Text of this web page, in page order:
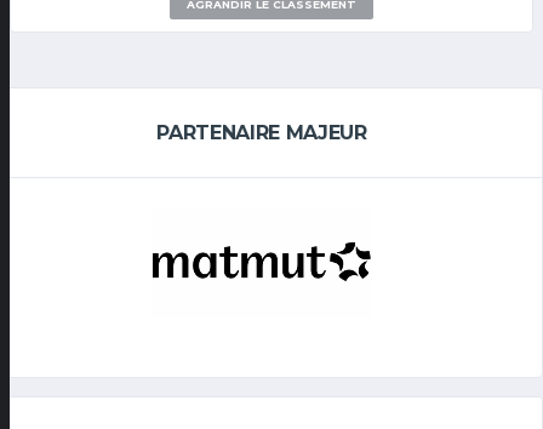
AGRANDIR LE CLASSEMENT
PARTENAIRE MAJEUR